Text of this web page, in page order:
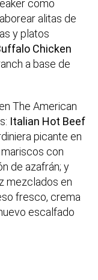
como
alitas de
y platos
Chicken
a base de
The American
Italian Hot Beef
picante en
con
de azafrán; y
mezclados en
fresco, crema
escalfado